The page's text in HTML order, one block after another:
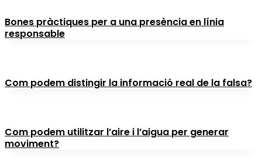
Bones pràctiques per a una presència en línia
responsable
Com podem distingir la informació real de la falsa?
Com podem utilitzar l’aire i l’aigua per generar
moviment?